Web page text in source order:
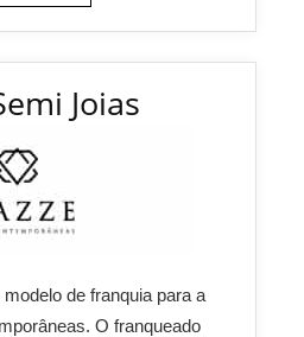
Joias
de franquia para a
O franqueado